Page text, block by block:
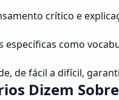
crítico e
específicas como
de fácil a difícil,
Dizem